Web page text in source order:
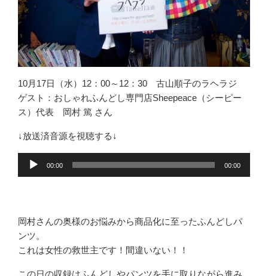
10月17日（水）12：00～12：30 古山順子のラヘラジ
ゲスト：おしゃれふんどし専門店Sheepeace（シーピー
ス）代表 岡村 篤 さん
↓放送済音源を視聴する↓
ー
ヤ
ー
00:00 00:00
岡村さんの奥様のお悩みから商品化に至ったふんどしパ
ンツ。
これは女性の救世主です！間違いない！！
この日の収録はふんどしやパンツを手に取りながら進み